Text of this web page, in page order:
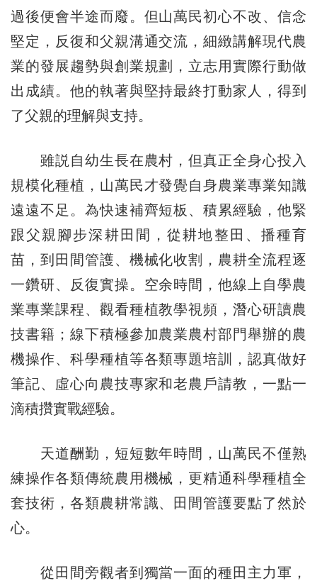
過後便會半途而廢。但山萬民初心不改、信念
堅定，反復和父親溝通交流，細緻講解現代農
業的發展趨勢與創業規劃，立志用實際行動做
出成績。他的執著與堅持最終打動家人，得到
了父親的理解與支持。
雖説自幼生長在農村，但真正全身心投入
規模化種植，山萬民才發覺自身農業專業知識
遠遠不足。為快速補齊短板、積累經驗，他緊
跟父親腳步深耕田間，從耕地整田、播種育
苗，到田間管護、機械化收割，農耕全流程逐
一鑽研、反復實操。空余時間，他線上自學農
業專業課程、觀看種植教學視頻，潛心研讀農
技書籍；線下積極參加農業農村部門舉辦的農
機操作、科學種植等各類專題培訓，認真做好
筆記、虛心向農技專家和老農戶請教，一點一
滴積攢實戰經驗。
天道酬勤，短短數年時間，山萬民不僅熟
練操作各類傳統農用機械，更精通科學種植全
套技術，各類農耕常識、田間管護要點了然於
心。
從田間旁觀者到獨當一面的種田主力軍，